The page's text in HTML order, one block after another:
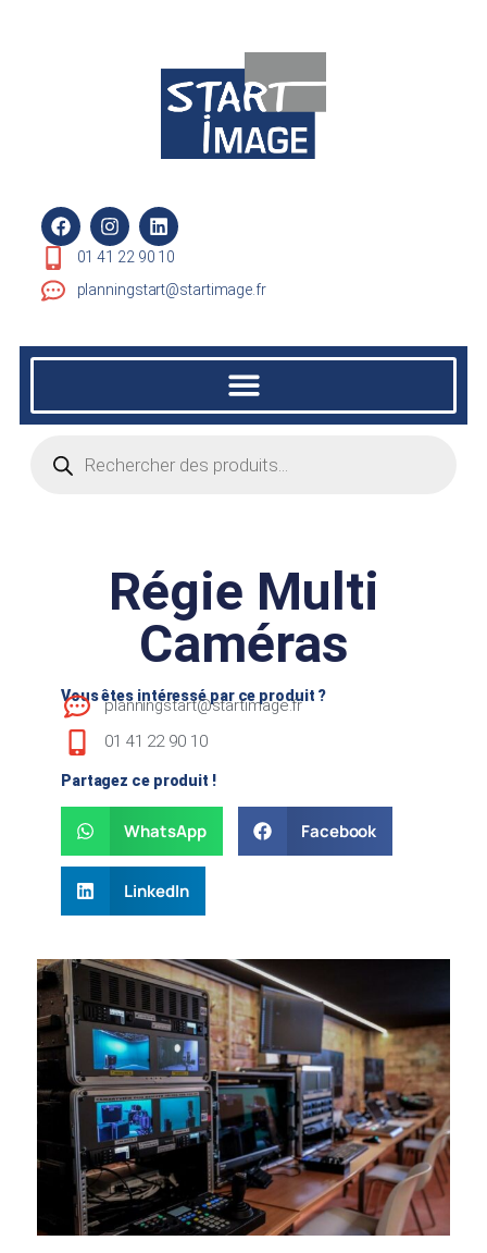
01 41 22 90 10
planningstart@startimage.fr
Régie Multi
Caméras
Vous êtes intéressé par ce produit ?
planningstart@startimage.fr
01 41 22 90 10
Partagez ce produit !
WhatsApp Facebook
LinkedIn